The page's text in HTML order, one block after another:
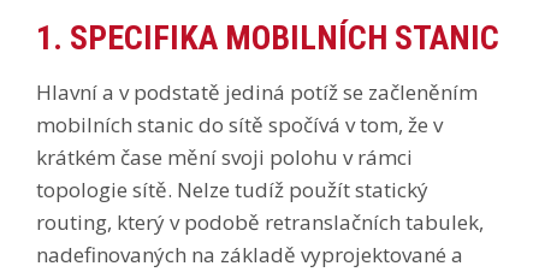
1. SPECIFIKA MOBILNÍCH STANIC
Hlavní a v podstatě jediná potíž se začleněním
mobilních stanic do sítě spočívá v tom, že v
krátkém čase mění svoji polohu v rámci
topologie sítě. Nelze tudíž použít statický
routing, který v podobě retranslačních tabulek,
nadefinovaných na základě vyprojektované a